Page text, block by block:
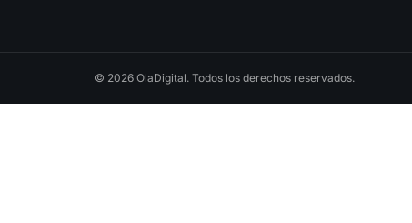
© 2026 OlaDigital. Todos los derechos reservados.